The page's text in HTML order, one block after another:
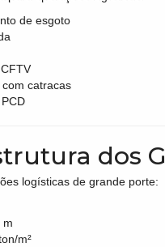
de esgoto
catracas
dos
logísticas de grande porte:
m
m²